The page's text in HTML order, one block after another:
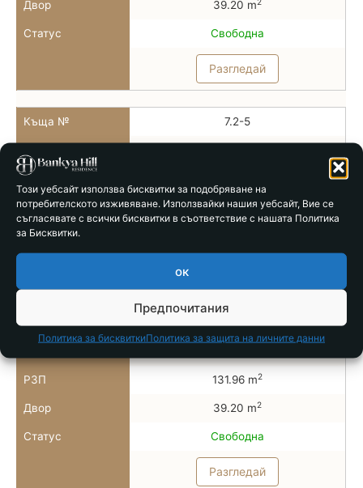
Този уебсайт използва бисквитки за подобряване на
потребителското изживяване. Използвайки нашия уебсайт, Вие се
съгласявате с всички бисквитки в съответствие с нашата Политика
за Бисквитки.
ок
Предпочитания
Политика за бисквиткиПолитика за защита на личните данни
Двор 39.20 m
Статус Свободна
Разгледай
Къща № 7.2-5
РЗП
Двор 28.00 m 2
Статус
Къща № 7.2-6
РЗП 131.96 m2
Двор 39.20 m2
Статус Свободна
Разгледай